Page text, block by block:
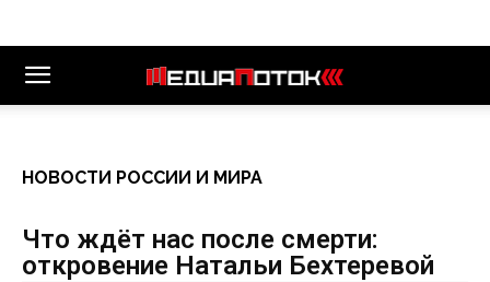
НОВОСТИ РОССИИ И МИРА
Что ждёт нас после смерти:
откровение Натальи Бехтеревой